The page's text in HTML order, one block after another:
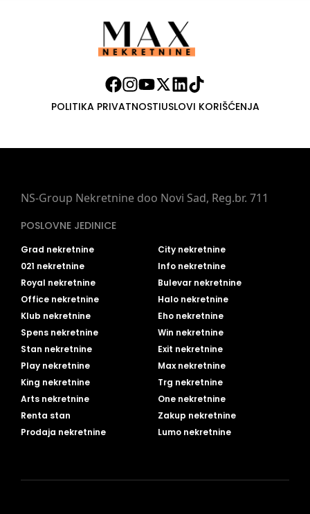
POLITIKA PRIVATNOSTIUSLOVI KORIŠĆENJA
NS-Group Nekretnine doo Novi Sad, Reg.br. 711
POSLOVNE JEDINICE
Grad nekretnine
City nekretnine
021 nekretnine
Info nekretnine
Royal nekretnine
Bulevar nekretnine
Office nekretnine
Halo nekretnine
Klub nekretnine
Eho nekretnine
Spens nekretnine
Win nekretnine
Stan nekretnine
Exit nekretnine
Play nekretnine
Max nekretnine
King nekretnine
Trg nekretnine
Arts nekretnine
One nekretnine
Renta stan
Zakup nekretnine
Prodaja nekretnine
Lumo nekretnine